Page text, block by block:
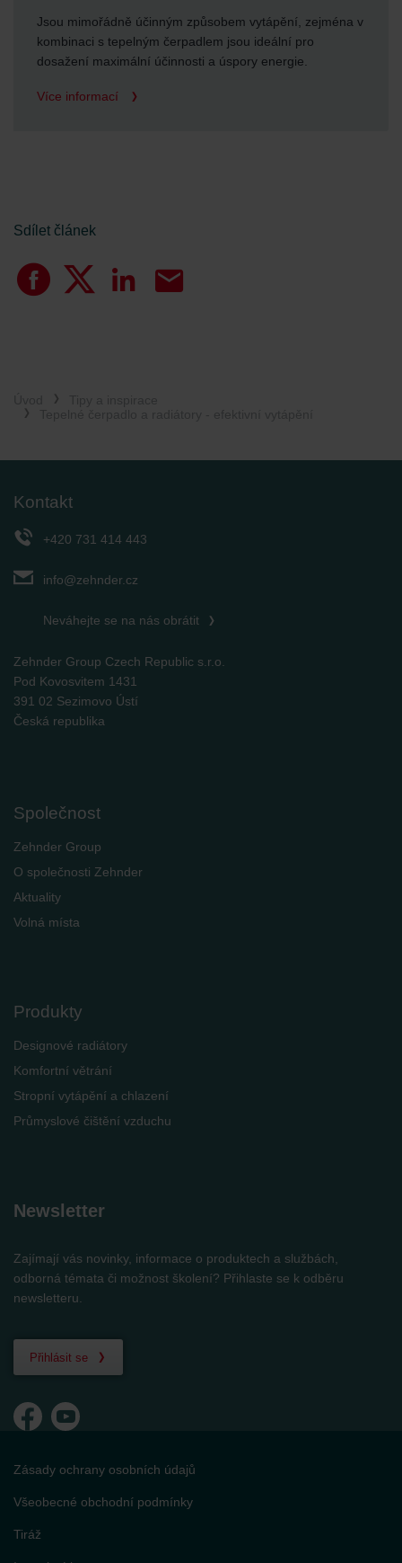
Jsou mimořádně účinným způsobem vytápění, zejména v
kombinaci s tepelným čerpadlem jsou ideální pro
dosažení maximální účinnosti a úspory energie.
Více informací
Sdílet článek
Kontakt
+420 731 414 443
info@zehnder.cz
Neváhejte se na nás obrátit
Zehnder Group Czech Republic s.r.o.
Pod Kovosvitem 1431
391 02 Sezimovo Ústí
Česká republika
Společnost
Zehnder Group
O společnosti Zehnder
Aktuality
Volná místa
Produkty
Designové radiátory
Komfortní větrání
Stropní vytápění a chlazení
Průmyslové čištění vzduchu
Newsletter
Zajímají vás novinky, informace o produktech a službách,
odborná témata či možnost školení? Přihlaste se k odběru
newsletteru.
Přihlásit se
Zásady ochrany osobních údajů
Všeobecné obchodní podmínky
Tiráž